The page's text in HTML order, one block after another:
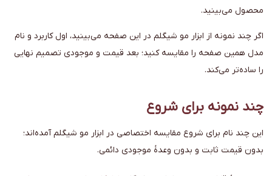
محصول می‌بینید.
اگر چند نمونه از ابزار مو شیگلم در این صفحه می‌بینید، اول کاربرد و نام
مدل همین صفحه را مقایسه کنید؛ بعد قیمت و موجودی تصمیم نهایی
را ساده‌تر می‌کند.
چند نمونه برای شروع
این چند نام برای شروع مقایسه اختصاصی در ابزار مو شیگلم آمده‌اند؛
بدون قیمت ثابت و بدون وعدهٔ موجودی دائمی.